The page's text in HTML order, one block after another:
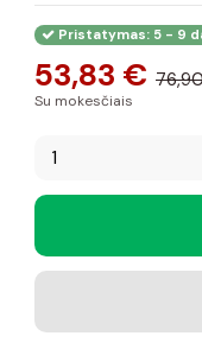
Pristatymas: 5 - 9
53,83 €
Su mokesčiais